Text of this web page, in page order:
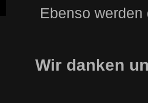
Ebenso
Wir danken